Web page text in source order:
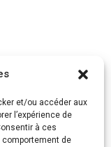
et/ou accéder aux
l’expérience de
à ces
de